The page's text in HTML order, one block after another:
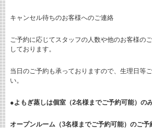
キャンセル待ちのお客様へのご連絡
ご予約に応じてスタッフの人数や他のお客様の
しております。
当日のご予約も承っておりますので、生理日等
い。
●よもぎ蒸しは個室（2名様までご予約可能）の
オープンルーム（3名様までご予約可能）のご予